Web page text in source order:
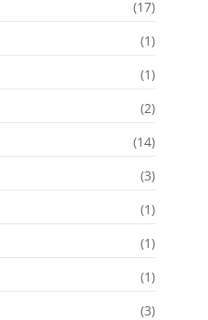
(17)
(1)
(1)
(2)
(14)
(3)
(1)
(1)
(1)
(3)